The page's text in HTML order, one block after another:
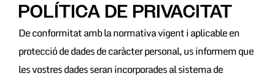
POLÍTICA DE PRIVACITAT
De conformitat amb la normativa vigent i aplicable en
protecció de dades de caràcter personal, us informem que
les vostres dades seran incorporades al sistema de